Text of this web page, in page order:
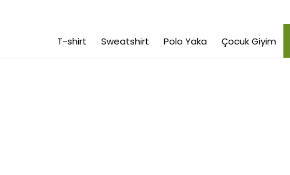
T-shirt Sweatshirt Polo Yaka Çocuk Giyim